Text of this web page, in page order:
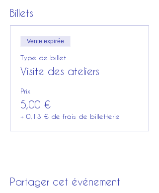
Billets
Vente expirée
Type de billet
Visite des ateliers
Prix
5,00 €
+ 0,13 € de frais de billetterie
Partager cet événement